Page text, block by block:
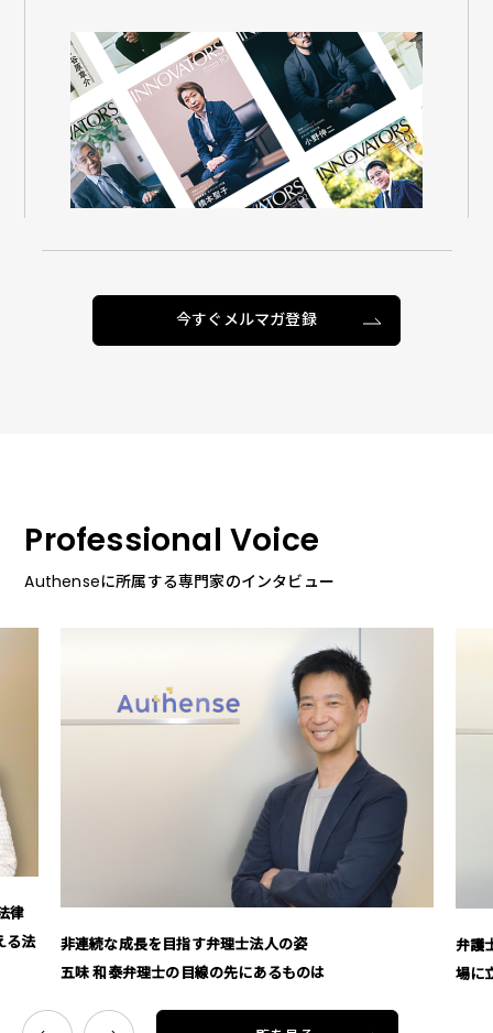
今すぐメルマガ登録
Professional Voice
Authenseに所属する専門家のインタビュー
弁護士の枠を超えて 鈴木 裕二弁護士が語る「相
場に立つ」信念